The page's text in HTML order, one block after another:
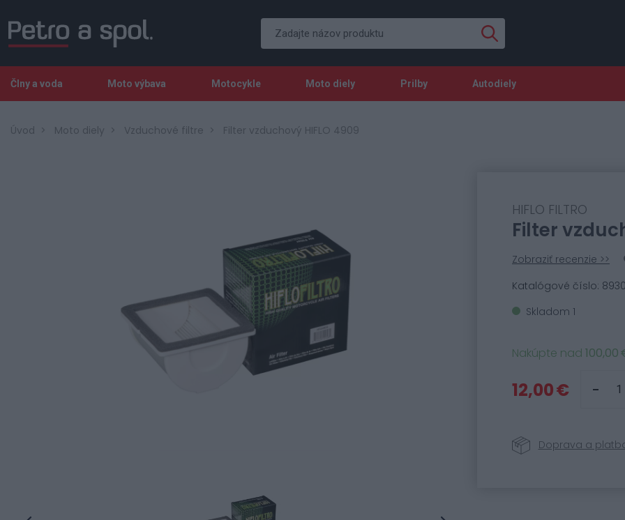
Člny a voda Moto výbava Motocykle Moto diely Prilby Autodiely
Úvod Moto diely Vzduchové filtre Filter vzduchový HIFLO 4909
HIFLO FILTRO
Filter
Zobraziť recenzie >>
Katalógové číslo:
Skladom 1
Nakúpte nad 100,00
12,00 €
Doprava a